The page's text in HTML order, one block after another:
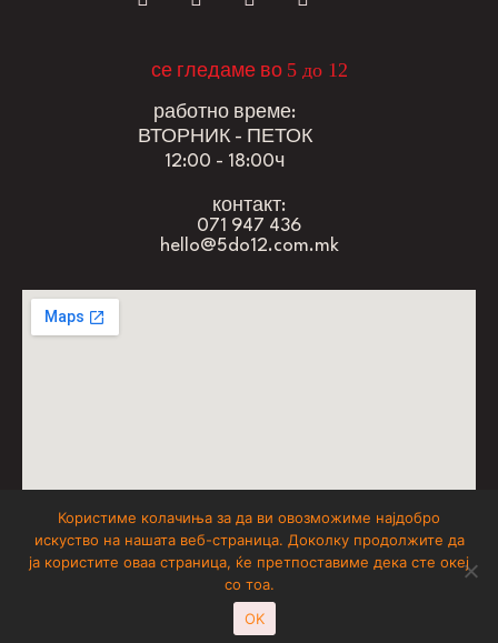
се гледаме во 5 до 12
работно време:
ВТОРНИК - ПЕТОК
12:00 - 18:00ч
контакт:
071 947 436
hello@5do12.com.mk
don’t forget to have fun
, All Rights Reserved
Powered by
Користиме колачиња за да ви овозможиме најдобро
искуство на нашата веб-страница. Доколку продолжите да
ја користите оваа страница, ќе претпоставиме дека сте океј
со тоа.
OK